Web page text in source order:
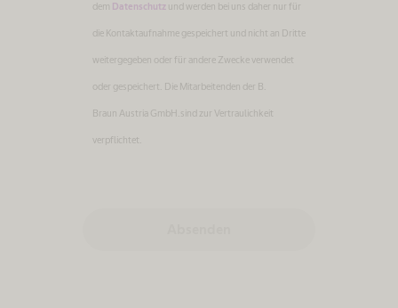
dem Datenschutzund werden bei uns daher nur für
die Kontaktaufnahme gespeichert und nicht an Dritte
weitergegeben oder für andere Zwecke verwendet
oder gespeichert. Die Mitarbeitenden der B.
Braun Austria GmbH.sind zur Vertraulichkeit
verpflichtet.